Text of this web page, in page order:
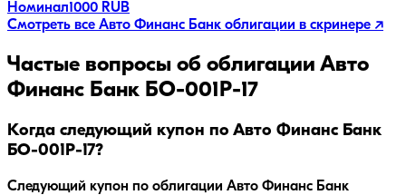
Номинал1000 RUB
Смотреть все Авто Финанс Банк облигации в скринере ↗
Частые вопросы об облигации Авто
Финанс Банк БО-001Р-17
Когда следующий купон по Авто Финанс Банк
БО-001Р-17?
Следующий купон по облигации Авто Финанс Банк